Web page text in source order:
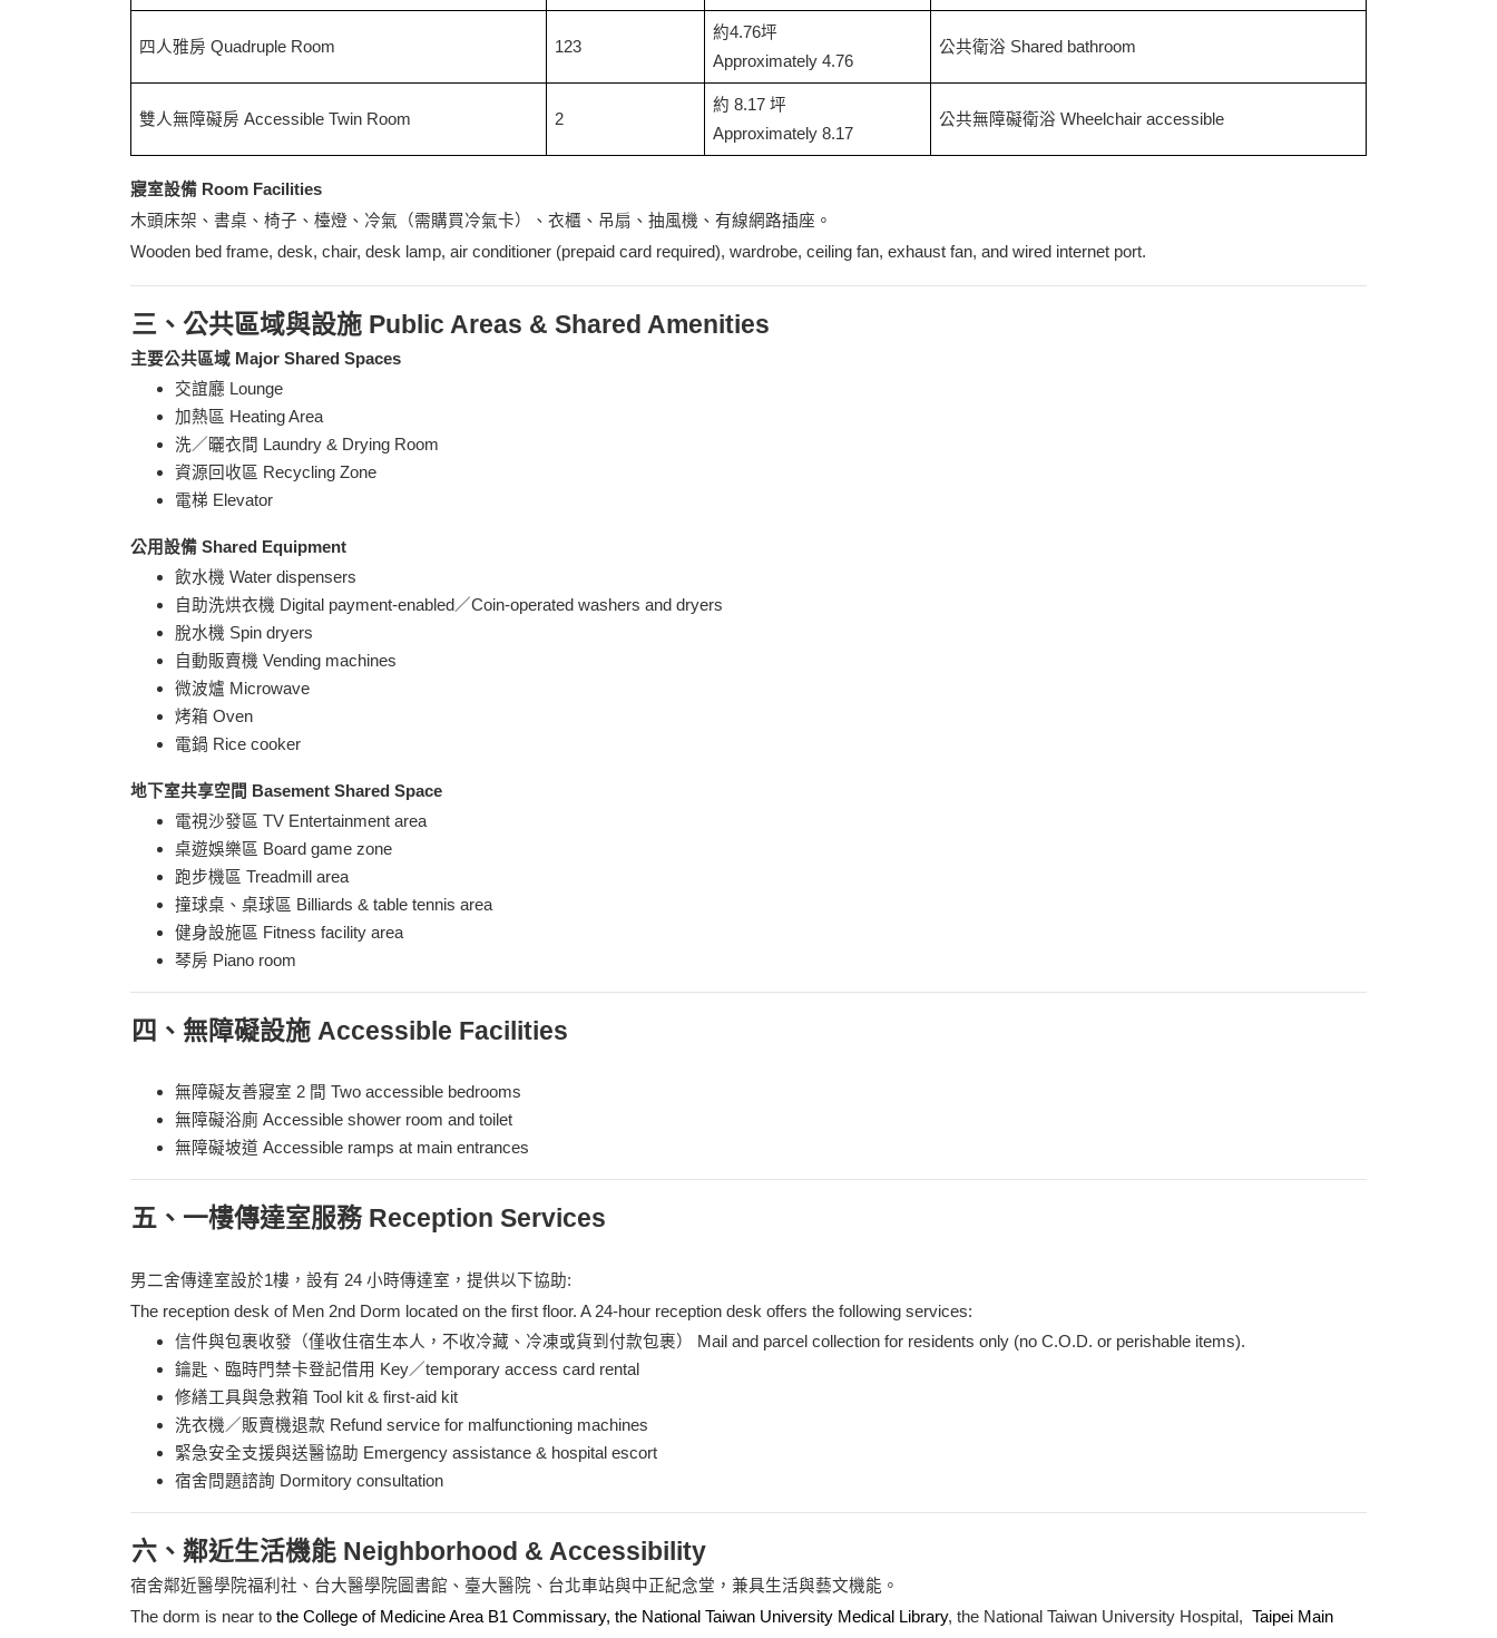
四人雅房 QuadrupleRoom 123
約4.76坪
Approximately 4.76
公共衛浴 Shared bathroom
雙人無障礙房 Accessible Twin Room 2
約 8.17 坪
Approximately 8.17
公共無障礙衛浴 Wheelchair accessible
寢室設備 Room Facilities
木頭床架、書桌、椅子、檯燈、冷氣（需購買冷氣卡）、衣櫃、吊扇、抽風機、有線網路插座。
Wooden bed frame, desk, chair, desk lamp, air conditioner (prepaid card required), wardrobe, ceiling fan, exhaust fan, and wired internet port.
三、公共區域與設施 Public Areas & Shared Amenities
主要公共區域 Major Shared Spaces
交誼廳 Lounge
加熱區 Heating Area
洗／曬衣間 Laundry & Drying Room
資源回收區 Recycling Zone
電梯 Elevator
公用設備 Shared Equipment
飲水機 Water dispensers
自助洗烘衣機 Digital payment-enabled／Coin-operated washers and dryers
脫水機 Spin dryers
自動販賣機 Vending machines
微波爐 Microwave
烤箱 Oven
電鍋 Rice cooker
地下室共享空間 Basement Shared Space
電視沙發區 TV Entertainment area
桌遊娛樂區 Board game zone
跑步機區 Treadmill area
撞球桌、桌球區 Billiards & table tennis area
健身設施區 Fitness facility area
琴房 Piano room
四、無障礙設施 Accessible Facilities
無障礙友善寢室 2 間 Two accessible bedrooms
無障礙浴廁 Accessible shower room and toilet
無障礙坡道 Accessible ramps at main entrances
五、一樓傳達室服務 Reception Services
男二舍傳達室設於1樓，設有 24 小時傳達室，提供以下協助:
The reception desk of Men 2nd Dorm located on the first floor. A 24-hour reception desk offers the following services:
信件與包裹收發（僅收住宿生本人，不收冷藏、冷凍或貨到付款包裹） Mail and parcel collection for residents only (no C.O.D. or perishable items).
鑰匙、臨時門禁卡登記借用 Key／temporary access card rental
修繕工具與急救箱 Tool kit & first-aid kit
洗衣機／販賣機退款 Refund service for malfunctioning machines
緊急安全支援與送醫協助 Emergency assistance & hospital escort
宿舍問題諮詢 Dormitory consultation
六、鄰近生活機能 Neighborhood & Accessibility
宿舍鄰近醫學院福利社、台大醫學院圖書館、臺大醫院、台北車站與中正紀念堂，兼具生活與藝文機能。
The dorm is near to the College of Medicine Area B1 Commissary, the National Taiwan University Medical Library, the National Taiwan University Hospital, Taipei Main